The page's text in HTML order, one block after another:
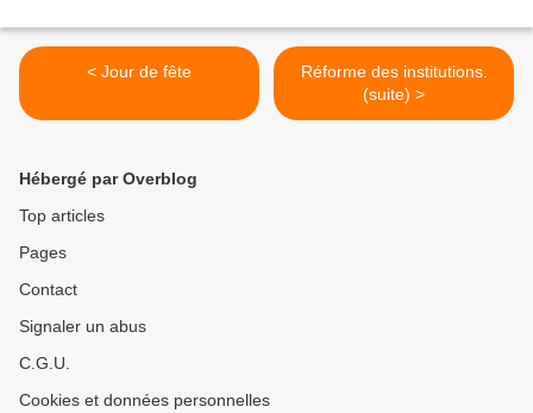
< Jour de fête
Réforme des institutions.
(suite) >
Hébergé par Overblog
Top articles
Pages
Contact
Signaler un abus
C.G.U.
Cookies et données personnelles